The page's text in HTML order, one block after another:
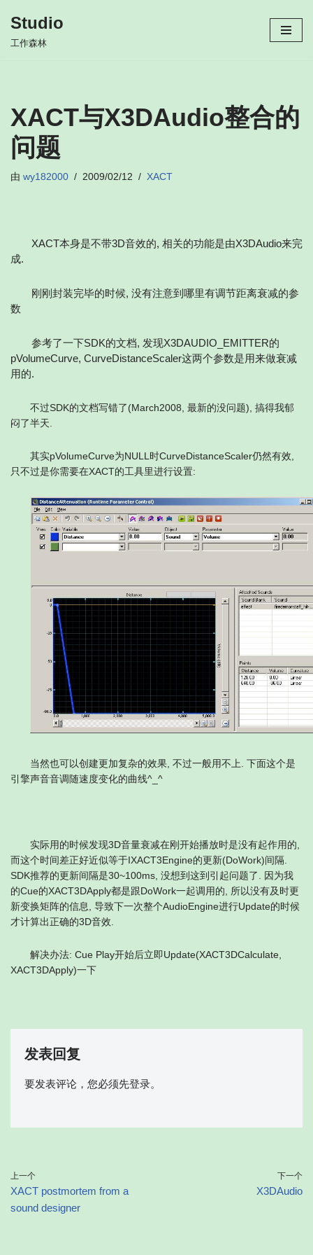
跳
Studio
工作森林
XACT与X3DAudio整合的
问题
由 wy182000 2009/02/12 XACT
XACT本身是不带3D音效的, 相关的功能是由X3DAudio来完
成.
刚刚封装完毕的时候, 没有注意到哪里有调节距离衰减的参
数
参考了一下SDK的文档, 发现X3DAUDIO_EMITTER的
pVolumeCurve, CurveDistanceScaler这两个参数是用来做衰减
用的.
不过SDK的文档写错了(March2008, 最新的没问题), 搞得我郁
闷了半天.
其实pVolumeCurve为NULL时CurveDistanceScaler仍然有效,
只不过是你需要在XACT的工具里进行设置:
当然也可以创建更加复杂的效果, 不过一般用不上. 下面这个是
引擎声音音调随速度变化的曲线^_^
实际用的时候发现3D音量衰减在刚开始播放时是没有起作用的,
而这个时间差正好近似等于IXACT3Engine的更新(DoWork)间隔.
SDK推荐的更新间隔是30~100ms, 没想到这到引起问题了. 因为我
的Cue的XACT3DApply都是跟DoWork一起调用的, 所以没有及时更
新变换矩阵的信息, 导致下一次整个AudioEngine进行Update的时候
才计算出正确的3D音效.
解决办法: Cue Play开始后立即Update(XACT3DCalculate,
XACT3DApply)一下
发表回复
要发表评论，您必须先登录。
上一个
XACT postmortem from a
sound designer
下一个
X3DAudio